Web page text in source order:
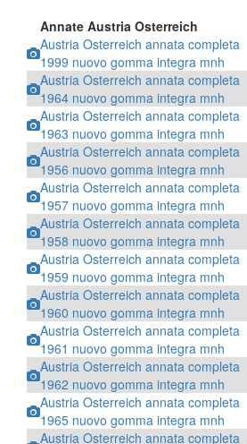
Annate Austria Osterreich
Austria Osterreich annata completa
1999 nuovo gomma integra mnh
Austria Osterreich annata completa
1964 nuovo gomma integra mnh
Austria Osterreich annata completa
1963 nuovo gomma integra mnh
Austria Osterreich annata completa
1956 nuovo gomma integra mnh
Austria Osterreich annata completa
1957 nuovo gomma integra mnh
Austria Osterreich annata completa
1958 nuovo gomma integra mnh
Austria Osterreich annata completa
1959 nuovo gomma integra mnh
Austria Osterreich annata completa
1960 nuovo gomma integra mnh
Austria Osterreich annata completa
1961 nuovo gomma integra mnh
Austria Osterreich annata completa
1962 nuovo gomma integra mnh
Austria Osterreich annata completa
1965 nuovo gomma integra mnh
Austria Osterreich annata completa